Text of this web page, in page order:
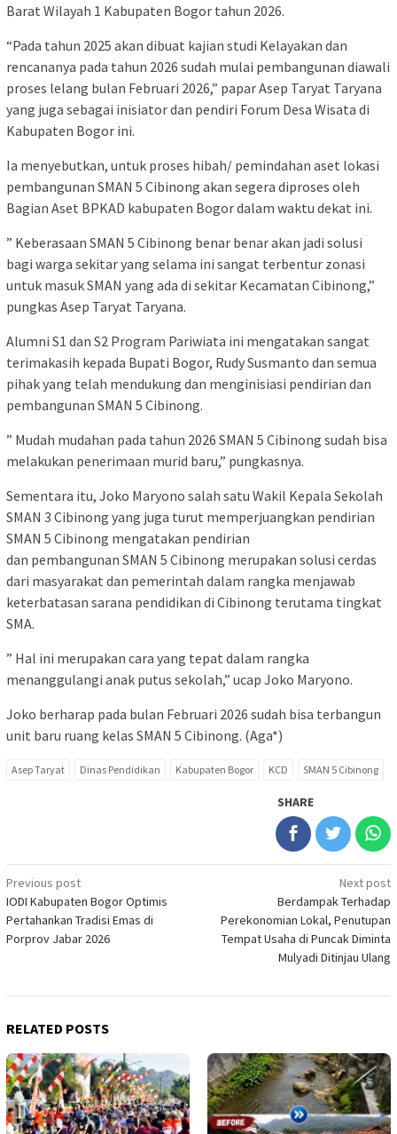
Barat Wilayah 1 Kabupaten Bogor tahun 2026.
“Pada tahun 2025 akan dibuat kajian studi Kelayakan dan
rencananya pada tahun 2026 sudah mulai pembangunan diawali
proses lelang bulan Februari 2026,” papar Asep Taryat Taryana
yang juga sebagai inisiator dan pendiri Forum Desa Wisata di
Kabupaten Bogor ini.
Ia menyebutkan, untuk proses hibah/ pemindahan aset lokasi
pembangunan SMAN 5 Cibinong akan segera diproses oleh
Bagian Aset BPKAD kabupaten Bogor dalam waktu dekat ini.
” Keberasaan SMAN 5 Cibinong benar benar akan jadi solusi
bagi warga sekitar yang selama ini sangat terbentur zonasi
untuk masuk SMAN yang ada di sekitar Kecamatan Cibinong,”
pungkas Asep Taryat Taryana.
Alumni S1 dan S2 Program Pariwiata ini mengatakan sangat
terimakasih kepada Bupati Bogor, Rudy Susmanto dan semua
pihak yang telah mendukung dan menginisiasi pendirian dan
pembangunan SMAN 5 Cibinong.
” Mudah mudahan pada tahun 2026 SMAN 5 Cibinong sudah bisa
melakukan penerimaan murid baru,” pungkasnya.
Sementara itu, Joko Maryono salah satu Wakil Kepala Sekolah
SMAN 3 Cibinong yang juga turut memperjuangkan pendirian
SMAN 5 Cibinong mengatakan pendirian
dan pembangunan SMAN 5 Cibinong merupakan solusi cerdas
dari masyarakat dan pemerintah dalam rangka menjawab
keterbatasan sarana pendidikan di Cibinong terutama tingkat
SMA.
” Hal ini merupakan cara yang tepat dalam rangka
menanggulangi anak putus sekolah,” ucap Joko Maryono.
Joko berharap pada bulan Februari 2026 sudah bisa terbangun
unit baru ruang kelas SMAN 5 Cibinong. (Aga*)
Asep Taryat Dinas Pendidikan Kabupaten Bogor KCD SMAN 5 Cibinong
SHARE
Post
navigation
Previous post
IODI Kabupaten Bogor Optimis
Pertahankan Tradisi Emas di
Porprov Jabar 2026
Next post
Berdampak Terhadap
Perekonomian Lokal, Penutupan
Tempat Usaha di Puncak Diminta
Mulyadi Ditinjau Ulang
RELATED POSTS